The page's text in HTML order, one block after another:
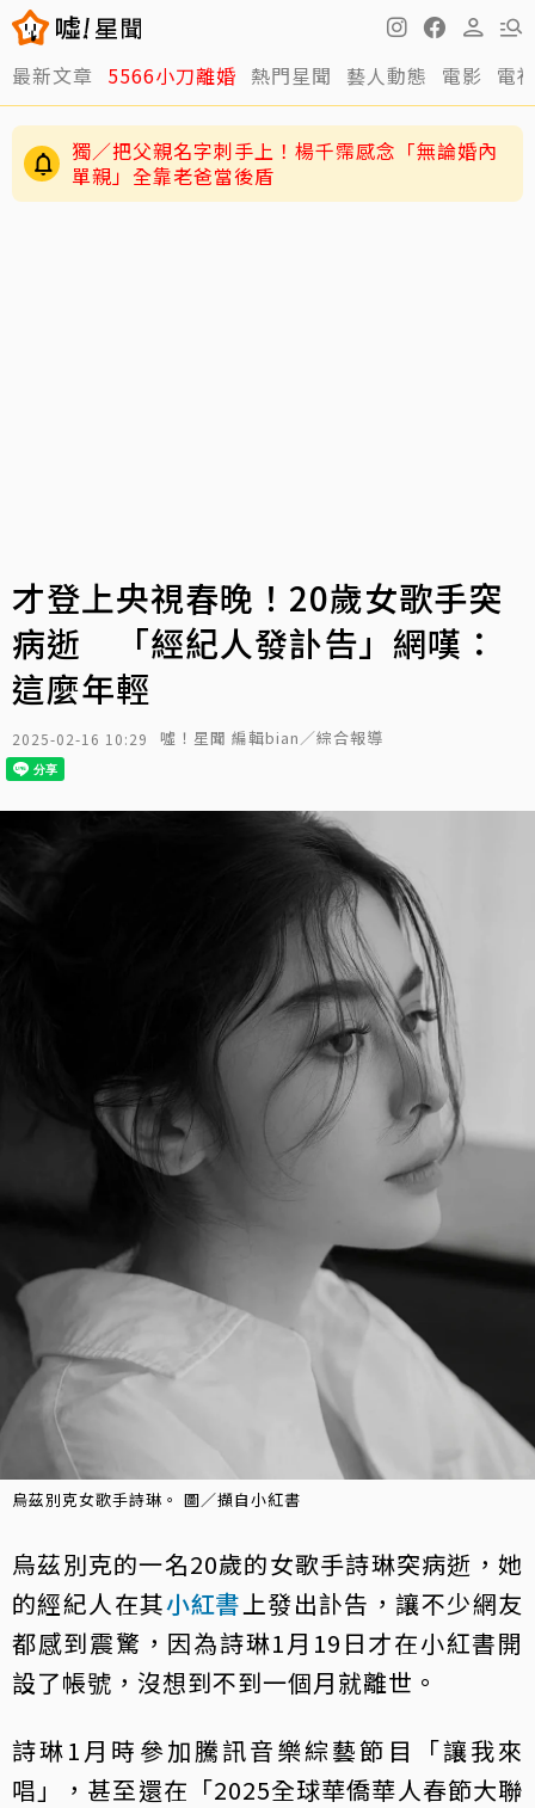
最新文章 5566小刀離婚 熱門星聞 藝人動態 電影 電
獨／把父親名字刺手上！楊千霈感念「無論婚內
單親」全靠老爸當後盾
才登上央視春晚！20歲女歌手突
病逝 「經紀人發訃告」網嘆：
這麼年輕
2025-02-16 10:29 噓！星聞 編輯bian／綜合報導
烏茲別克女歌手詩琳。 圖／擷自小紅書
烏茲別克的一名20歲的女歌手詩琳突病逝，她
的經紀人在其小紅書 上發出訃告，讓不少網友
都感到震驚，因為詩琳1月19日才在小紅書開
設了帳號，沒想到不到一個月就離世。
詩琳1月時參加騰訊音樂綜藝節目「讓我來
唱」，甚至還在「2025全球華僑華人春節大聯